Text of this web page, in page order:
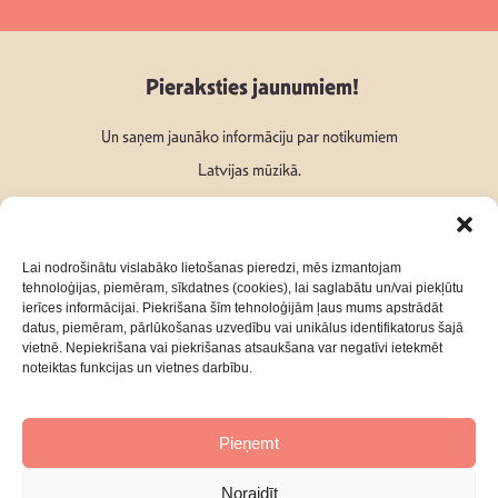
Lai nodrošinātu vislabāko lietošanas pieredzi, mēs izmantojam
tehnoloģijas, piemēram, sīkdatnes (cookies), lai saglabātu un/vai piekļūtu
ierīces informācijai. Piekrišana šīm tehnoloģijām ļaus mums apstrādāt
datus, piemēram, pārlūkošanas uzvedību vai unikālus identifikatorus šajā
vietnē. Nepiekrišana vai piekrišanas atsaukšana var negatīvi ietekmēt
noteiktas funkcijas un vietnes darbību.
Pieņemt
Noraidīt
Pieraksties jaunumiem!
Un saņem jaunāko informāciju par notikumiem
Latvijas mūzikā.
Seko mums:
Par mumsKontakti